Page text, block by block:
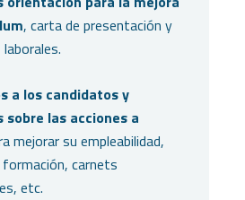
, carta de presentación y
a los candidatos y
sobre las acciones a
mejorar su empleabilidad,
carnets
etc.